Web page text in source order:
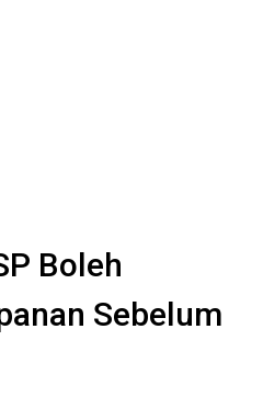
Boleh
Sebelum